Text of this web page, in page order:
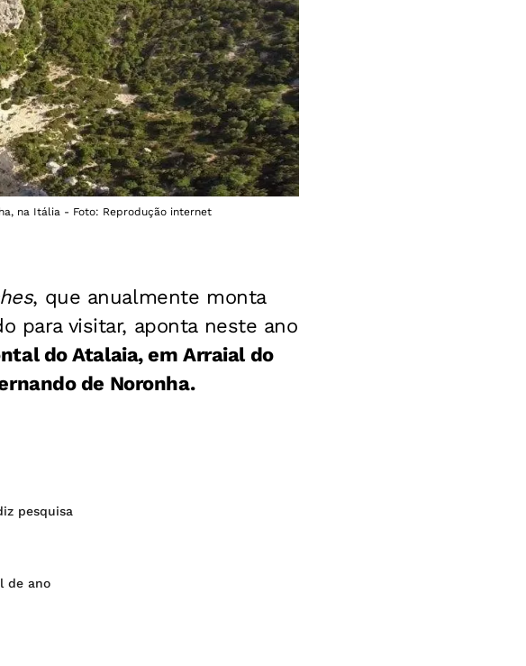
na Itália - Foto: Reprodução internet
, que anualmente monta
para visitar, aponta neste ano
do Atalaia, em Arraial do
de Noronha.
pesquisa
de ano